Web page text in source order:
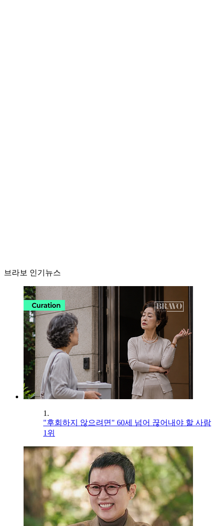
브라보 인기뉴스
1.
"후회하지 않으려면" 60세 넘어 끊어내야 할 사람
1위